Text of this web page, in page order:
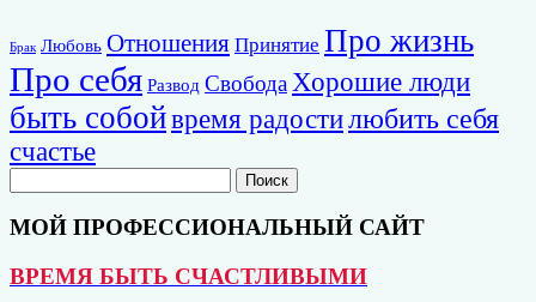
Брак Любовь Отношения Принятие Про жизнь
Про себя Развод Свобода Хорошие люди
быть собойвремя радостилюбить себя
счастье
МОЙ ПРОФЕССИОНАЛЬНЫЙ САЙТ
ВРЕМЯ БЫТЬ СЧАСТЛИВЫМИ